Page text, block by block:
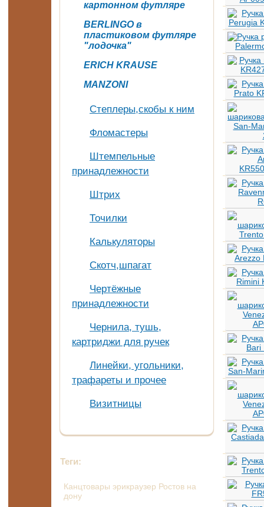
картонном футляре
BERLINGO в
пластиковом футляре
"лодочка"
ERICH KRAUSE
MANZONI
Степлеры,скобы к ним
Фломастеры
Штемпельные
принадлежности
Штрих
Точилки
Калькуляторы
Скотч,шпагат
Чертёжные
принадлежности
Чернила, тушь,
картриджи для ручек
Линейки, угольники,
трафареты и прочее
Визитницы
Теги:
Канцтовары эрикраузер Ростов на
дону